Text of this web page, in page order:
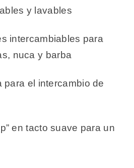
y lavables
intercambiables para
nuca y barba
para el intercambio de
en tacto suave para un